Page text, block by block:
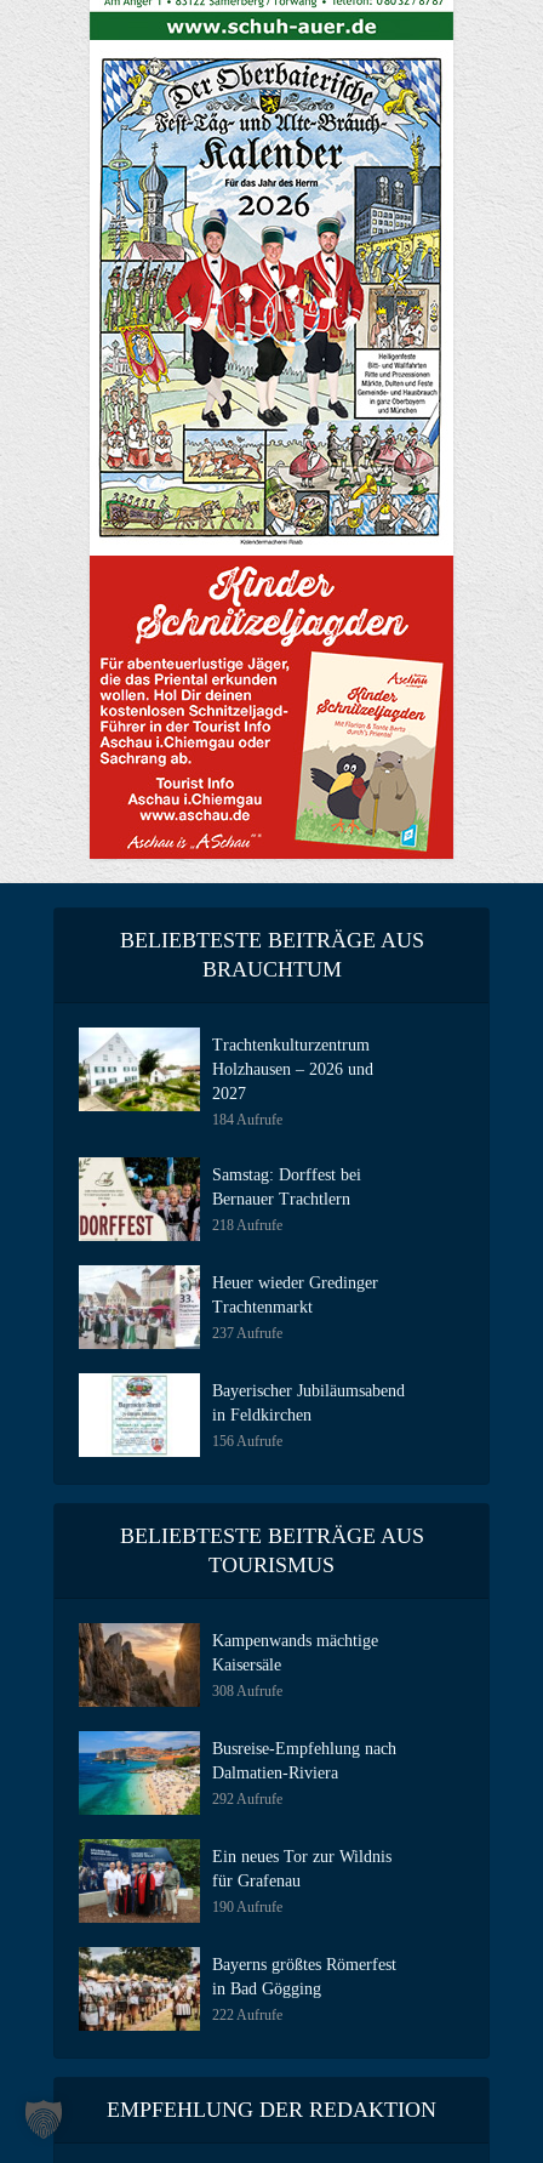
BELIEBTESTE BEITRÄGE AUS
BRAUCHTUM
Trachtenkulturzentrum
Holzhausen – 2026 und
2027
184 Aufrufe
Samstag: Dorffest bei
Bernauer Trachtlern
218 Aufrufe
Heuer wieder Gredinger
Trachtenmarkt
237 Aufrufe
Bayerischer Jubiläumsabend
in Feldkirchen
156 Aufrufe
BELIEBTESTE BEITRÄGE AUS
TOURISMUS
Kampenwands mächtige
Kaisersäle
308 Aufrufe
Busreise-Empfehlung nach
Dalmatien-Riviera
292 Aufrufe
Ein neues Tor zur Wildnis
für Grafenau
190 Aufrufe
Bayerns größtes Römerfest
in Bad Gögging
222 Aufrufe
EMPFEHLUNG DER REDAKTION